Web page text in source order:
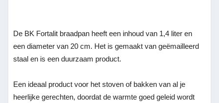
De BK Fortalit braadpan heeft een inhoud van 1,4 liter en
een diameter van 20 cm. Het is gemaakt van geëmailleerd
staal en is een duurzaam product.
Een ideaal product voor het stoven of bakken van al je
heerlijke gerechten, doordat de warmte goed geleid wordt